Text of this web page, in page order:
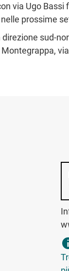
via Ugo
prossime
sud-